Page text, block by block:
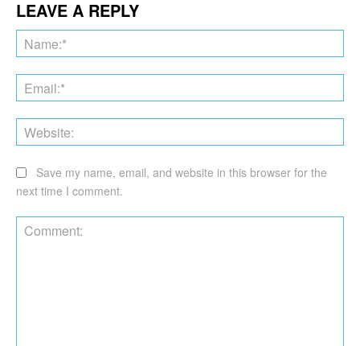
LEAVE A REPLY
Save my name, email, and website in this browser for the
next time I comment.